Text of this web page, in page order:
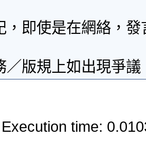
，即使是在網絡，
／版規上如出現爭
Execution time: